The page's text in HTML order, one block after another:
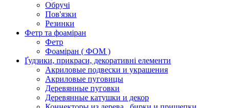
Обручі
Пов'язки
Резинки
Фетр та фоаміран
Фетр
Фоаміран ( ФОМ )
Ґудзики, прикраси, декоративні елементи
Акриловые подвески и украшения
Акриловые пуговицы
Деревянные пуговки
Деревянные катушки и декор